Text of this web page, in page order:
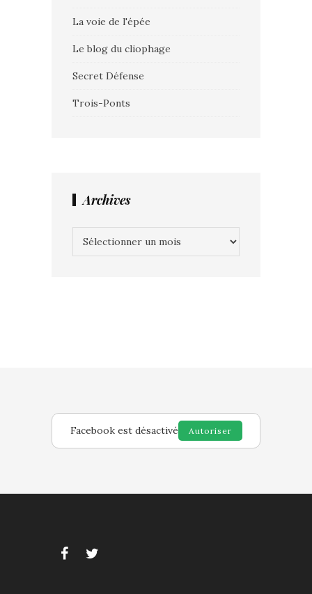
La voie de l'épée
Le blog du cliophage
Secret Défense
Trois-Ponts
Archives
Facebook est désactivé Autoriser